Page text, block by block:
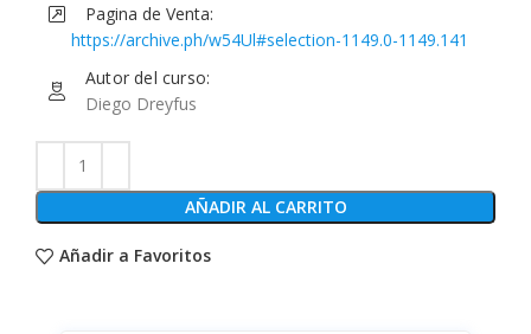
Pagina de Venta:
https://archive.ph/w54Ul#selection-1149.0-1149.141
Autor del curso:
Diego Dreyfus
AÑADIR AL CARRITO
Añadir a Favoritos